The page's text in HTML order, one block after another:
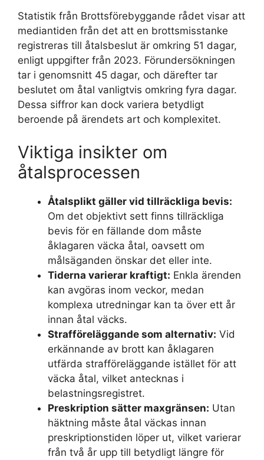
Statistik från Brottsförebyggande rådet visar att
mediantiden från det att en brottsmisstanke
registreras till åtalsbeslut är omkring 51 dagar,
enligt uppgifter från 2023. Förundersökningen
tar i genomsnitt 45 dagar, och därefter tar
beslutet om åtal vanligtvis omkring fyra dagar.
Dessa siffror kan dock variera betydligt
beroende på ärendets art och komplexitet.
Viktiga insikter om
åtalsprocessen
Åtalsplikt gäller vid tillräckliga bevis:
Om det objektivt sett finns tillräckliga
bevis för en fällande dom måste
åklagaren väcka åtal, oavsett om
målsäganden önskar det eller inte.
Tiderna varierar kraftigt: Enkla ärenden
kan avgöras inom veckor, medan
komplexa utredningar kan ta över ett år
innan åtal väcks.
Strafföreläggande som alternativ: Vid
erkännande av brott kan åklagaren
utfärda strafföreläggande istället för att
väcka åtal, vilket antecknas i
belastningsregistret.
Preskription sätter maxgränsen: Utan
häktning måste åtal väckas innan
preskriptionstiden löper ut, vilket varierar
från två år upp till betydligt längre för